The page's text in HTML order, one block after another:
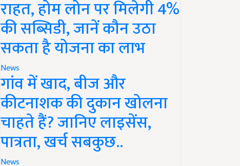
राहत, होम लोन पर मिलेगी 4%
की सब्सिडी, जानें कौन उठा
सकता है योजना का लाभ
News
गांव में खाद, बीज और
कीटनाशक की दुकान खोलना
चाहते हैं? जानिए लाइसेंस,
पात्रता, खर्च सबकुछ..
News